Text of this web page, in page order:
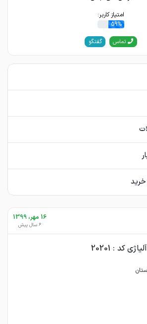
امتیاز کاربر:
59%
تماس گفتگو
16 مهر، 1399
6 سال پیش
کد : 20201